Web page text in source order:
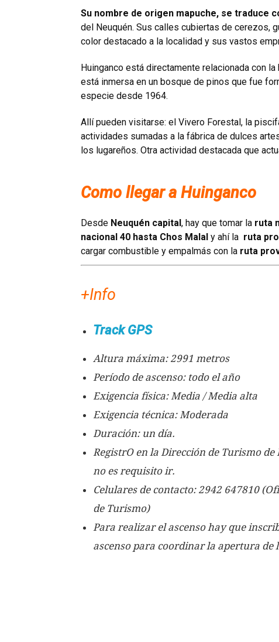
Su nombre de origen mapuche, se traduce
del Neuquén. Sus calles cubiertas de cerezos,
color destacado a la localidad y sus vastos
Huinganco está directamente relacionada con
está inmersa en un bosque de pinos que fue
especie desde 1964.
Allí pueden visitarse: el Vivero Forestal, la
actividades sumadas a la fábrica de dulces
los lugareños. Otra actividad destacada que
Como llegar a Huinganco
Desde Neuquén capital, hay que tomar la ruta
nacional 40 hasta Chos Malal y ahí la ruta
cargar combustible y empalmás con la ruta
+Info
Track GPS
Altura máxima: 2991 metros
Período de ascenso: todo el año
Exigencia física: Media / Media alta
Exigencia técnica: Moderada
Duración: un día.
RegistrO en la Dirección de Turismo
no es requisito ir.
Celulares de contacto: 2942 647810
de Turismo)
Para realizar el ascenso hay que
ascenso para coordinar la apertura de